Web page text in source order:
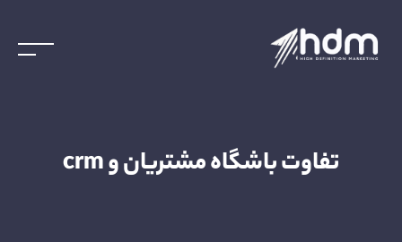
تفاوت باشگاه مشتریان و crm